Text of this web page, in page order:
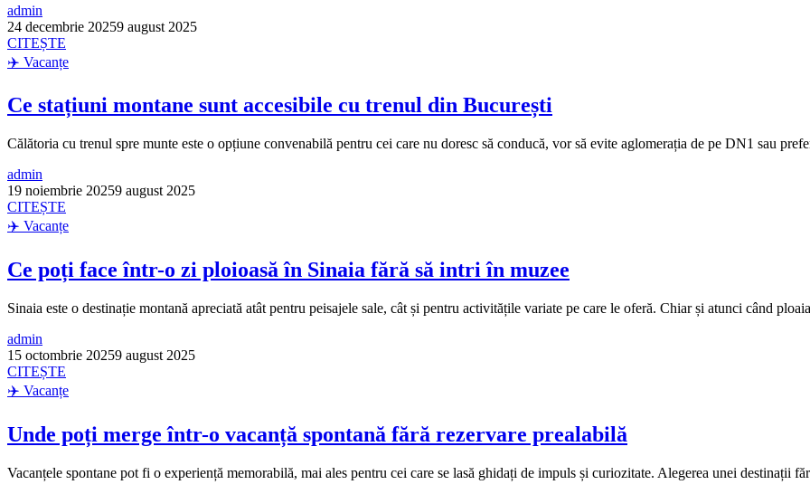
admin
24 decembrie 20259 august 2025
CITEȘTE
✈️ Vacanțe
Ce stațiuni montane sunt accesibile cu trenul din București
Călătoria cu trenul spre munte este o opțiune convenabilă pentru cei care nu doresc să conducă, vor să evite aglomerația de pe DN1 sau
admin
19 noiembrie 20259 august 2025
CITEȘTE
✈️ Vacanțe
Ce poți face într-o zi ploioasă în Sinaia fără să intri în muzee
Sinaia este o destinație montană apreciată atât pentru peisajele sale, cât și pentru activitățile variate pe care le oferă. Chiar și atunci când
admin
15 octombrie 20259 august 2025
CITEȘTE
✈️ Vacanțe
Unde poți merge într-o vacanță spontană fără rezervare prealabilă
Vacanțele spontane pot fi o experiență memorabilă, mai ales pentru cei care se lasă ghidați de impuls și curiozitate. Alegerea unei destinații